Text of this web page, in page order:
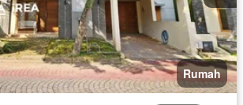
Rumah